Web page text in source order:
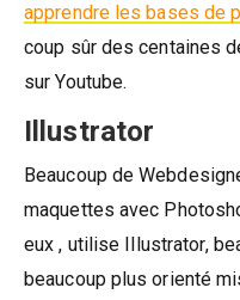
apprendre les bases de
coup sûr des centaines
sur Youtube.
Illustrator
Beaucoup de
maquettes avec
eux , utilise Illustrator,
beaucoup plus orienté